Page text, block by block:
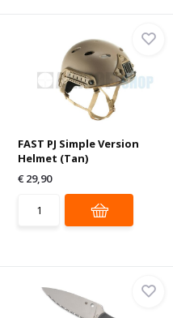
FAST PJ Simple Version
Helmet (Tan)
€ 29,90